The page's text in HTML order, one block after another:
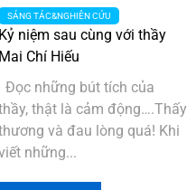
SÁNG TÁC&NGHIÊN CỨU
Kỷ niệm sau cùng với thầy
Mai Chí Hiếu
Đọc những bút tích của
thật là cảm động….Thấy
và đau lòng quá! Khi
những...